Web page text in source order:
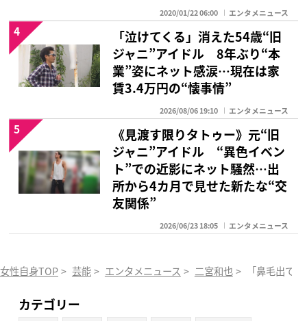
2020/01/22 06:00 エンタメニュース
「泣けてくる」消えた54歳“旧
ジャニ”アイドル 8年ぶり“本
業”姿にネット感涙…現在は家
賃3.4万円の“懐事情”
2026/08/06 19:10 エンタメニュース
4
《見渡す限りタトゥー》元“旧
ジャニ”アイドル “異色イベン
ト”での近影にネット騒然…出
所から4カ月で見せた新たな“交
友関係”
2026/06/23 18:05 エンタメニュース
5
女性自身TOP > 芸能 > エンタメニュース > 二宮和也 > 「鼻毛出て
カテゴリー